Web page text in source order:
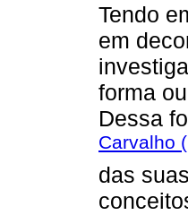
Tendo
em
forma
Dessa
Carvalho
das